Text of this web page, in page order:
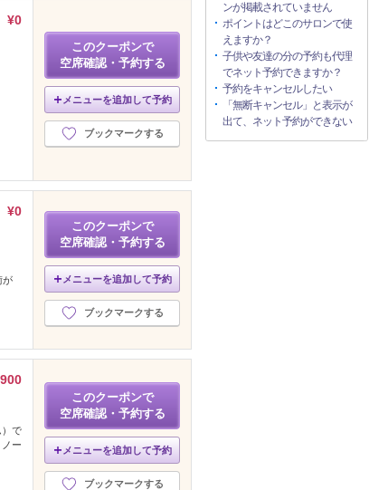
¥0
このクーポンで
空席確認・予約する
メニューを追加して予約
ブックマークする
¥0
が
このクーポンで
空席確認・予約する
メニューを追加して予約
ブックマークする
）で
ー
このクーポンで
空席確認・予約する
メニューを追加して予約
ブックマークする
ンが掲載されていません
ポイントはどこのサロンで使
えますか？
子供や友達の分の予約も代理
でネット予約できますか？
予約をキャンセルしたい
「無断キャンセル」と表示が
出て、ネット予約ができない